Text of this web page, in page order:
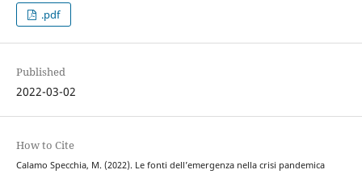
.pdf
Published
2022-03-02
How to Cite
Calamo Specchia, M. (2022). Le fonti dell’emergenza nella crisi pandemica